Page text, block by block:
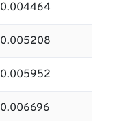
0.004464
0.005208
0.005952
0.006696